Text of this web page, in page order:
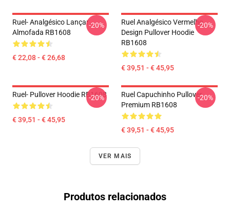
Ruel- Analgésico Lançar
Almofada RB1608
€ 22,08 - € 26,68
-20%
Ruel Analgésico Vermelho
Design Pullover Hoodie
RB1608
€ 39,51 - € 45,95
-20%
Ruel- Pullover Hoodie RB1608
€ 39,51 - € 45,95
-20%
Ruel Capuchinho Pullover
Premium RB1608
€ 39,51 - € 45,95
-20%
VER MAIS
Produtos relacionados